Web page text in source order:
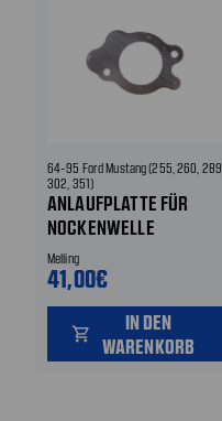
64-95 Ford Mustang (255, 260, 289,
302, 351)
ANLAUFPLATTE FÜR
NOCKENWELLE
Melling
41,00€
shopping_cart
IN DEN
WARENKORB